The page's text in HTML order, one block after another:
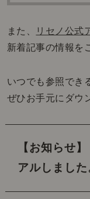
また、 リセノ公式
新着記事の情報を
いつでも参照でき
ぜひお手元にダウ
【お知らせ
アルしました